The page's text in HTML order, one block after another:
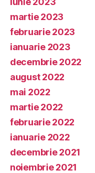
martie 2023
februarie 2023
ianuarie 2023
decembrie 2022
august 2022
mai 2022
martie 2022
februarie 2022
ianuarie 2022
decembrie 2021
noiembrie 2021